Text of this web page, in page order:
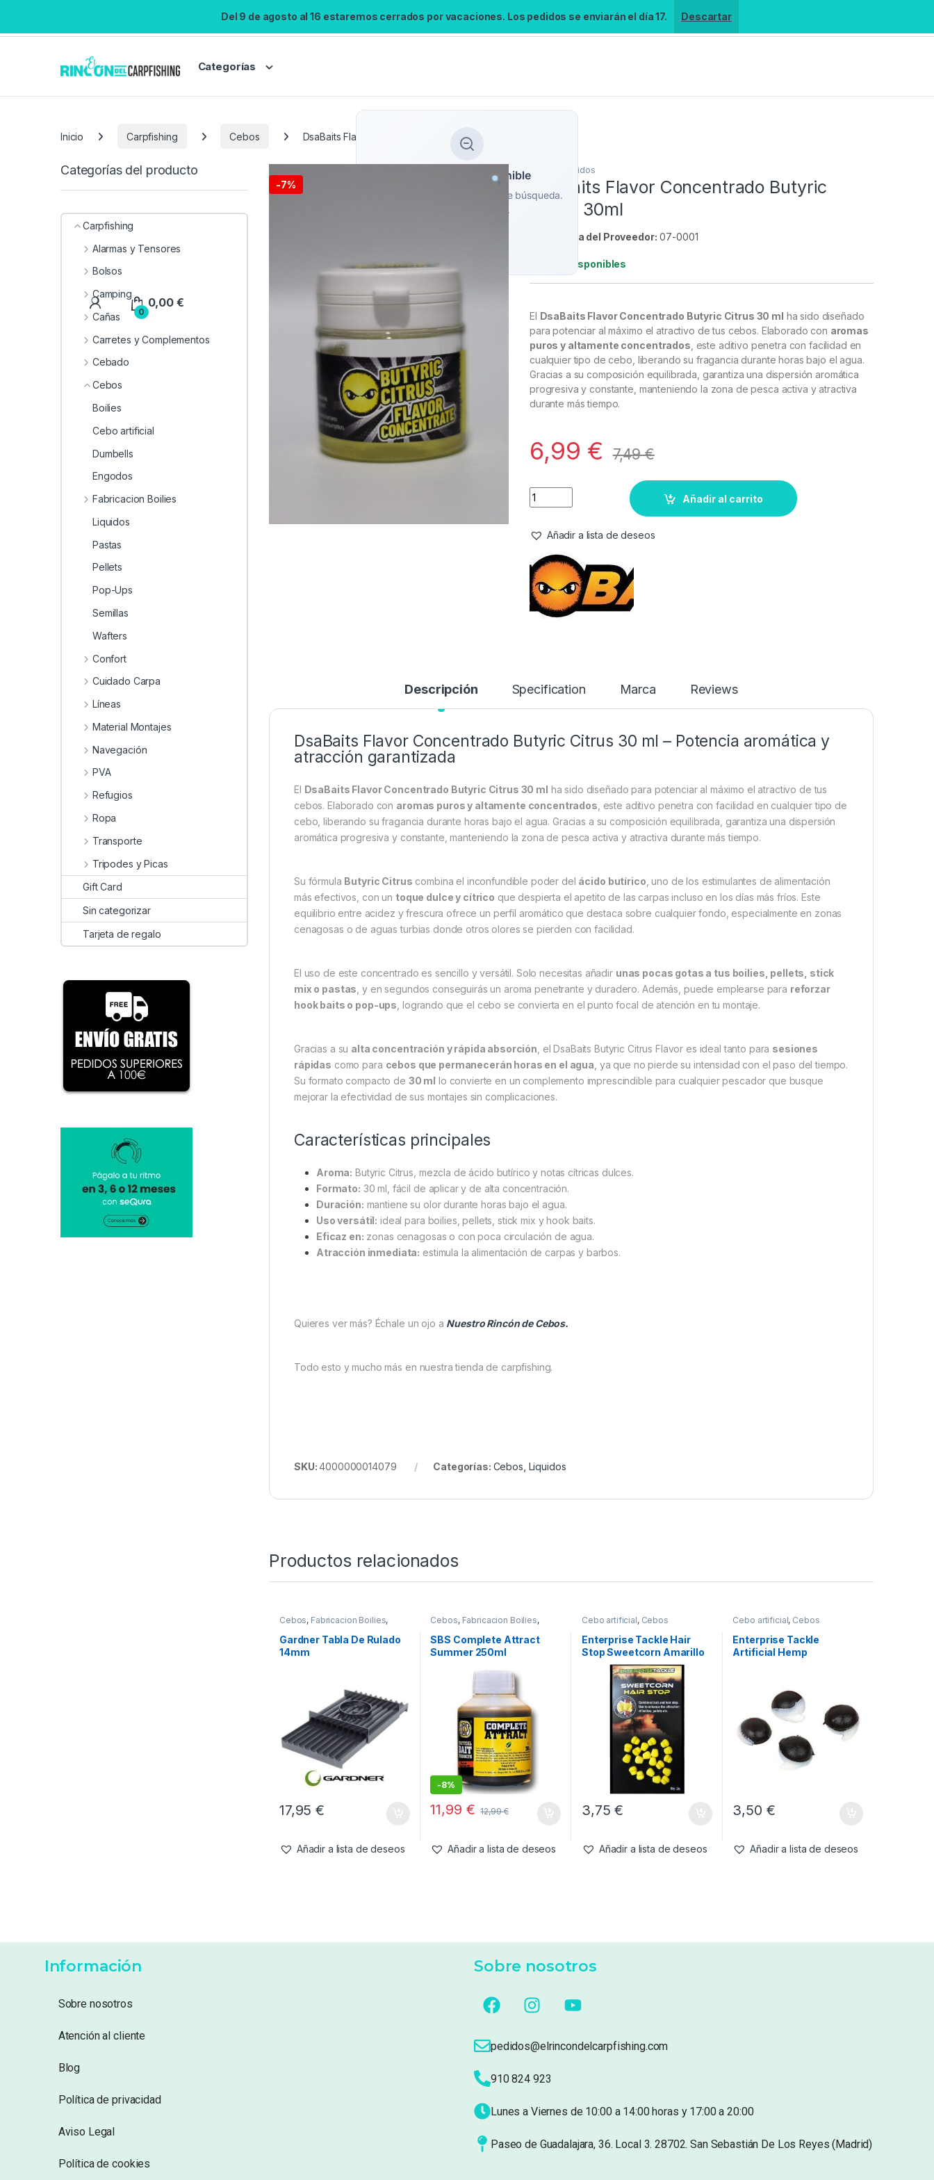
Del 9 de agosto al 16 estaremos cerrados por vacaciones. Los pedidos se enviarán el día 17. Descartar
Categorías
Búsqueda no disponible
No se pudo cargar el widget de búsqueda.
Inténtalo de nuevo.
0
0,00 €
Inicio Carpfishing Cebos DsaBaits Flavor Concentrado Butyric Citrus 30ml
-7%
Liquidos
DsaBaits Flavor Concentrado Butyric
Citrus 30ml
Referencia del Proveedor: 07-0001
4 disponibles
El DsaBaits Flavor Concentrado Butyric Citrus 30 ml ha sido diseñado
para potenciar al máximo el atractivo de tus cebos. Elaborado con aromas
puros y altamente concentrados , este aditivo penetra con facilidad en
cualquier tipo de cebo, liberando su fragancia durante horas bajo el agua.
Gracias a su composición equilibrada, garantiza una dispersión aromática
progresiva y constante, manteniendo la zona de pesca activa y atractiva
durante más tiempo.
6,99 € 7,49€
Añadir al carrito
Añadir a lista de deseos
Descripción Specification Marca Reviews
DsaBaits Flavor Concentrado Butyric Citrus 30 ml – Potencia aromática y
atracción garantizada
El DsaBaits Flavor Concentrado Butyric Citrus 30 ml ha sido diseñado para potenciar al máximo el atractivo de tus
cebos. Elaborado con aromas puros y altamente concentrados , este aditivo penetra con facilidad en cualquier tipo de
cebo, liberando su fragancia durante horas bajo el agua. Gracias a su composición equilibrada, garantiza una dispersión
aromática progresiva y constante, manteniendo la zona de pesca activa y atractiva durante más tiempo.
Su fórmula Butyric Citrus combina el inconfundible poder del ácido butírico , uno de los estimulantes de alimentación
más efectivos, con un toque dulce y cítrico que despierta el apetito de las carpas incluso en los días más fríos. Este
equilibrio entre acidez y frescura ofrece un perfil aromático que destaca sobre cualquier fondo, especialmente en zonas
cenagosas o de aguas turbias donde otros olores se pierden con facilidad.
El uso de este concentrado es sencillo y versátil. Solo necesitas añadir unas pocas gotas a tus boilies, pellets, stick
mix o pastas , y en segundos conseguirás un aroma penetrante y duradero. Además, puede emplearse para reforzar
hook baits o pop-ups , logrando que el cebo se convierta en el punto focal de atención en tu montaje.
Gracias a su alta concentración y rápida absorción , el DsaBaits Butyric Citrus Flavor es ideal tanto para sesiones
rápidas como para cebos que permanecerán horas en el agua , ya que no pierde su intensidad con el paso del tiempo.
Su formato compacto de 30 ml lo convierte en un complemento imprescindible para cualquier pescador que busque
mejorar la efectividad de sus montajes sin complicaciones.
Características principales
Aroma: Butyric Citrus, mezcla de ácido butírico y notas cítricas dulces.
Formato: 30 ml, fácil de aplicar y de alta concentración.
Duración: mantiene su olor durante horas bajo el agua.
Uso versátil: ideal para boilies, pellets, stick mix y hook baits.
Eficaz en: zonas cenagosas o con poca circulación de agua.
Atracción inmediata: estimula la alimentación de carpas y barbos.
Quieres ver más? Échale un ojo a Nuestro Rincón de Cebos.
Todo esto y mucho más en nuestra tienda de carpfishing.
SKU:4000000014079 Categorías: Cebos Liquidos
Productos relacionados
Cebos, Fabricacion Boilies,
Gardner Tabla De Rulado
14mm
17,95€
Añadir a lista de deseos
Cebos, Fabricacion Boilies,
SBS Complete Attract
Summer 250ml
-8%
11,99 € 12,99€
Añadir a lista de deseos
Cebo artificial, Cebos
Enterprise Tackle Hair
Stop Sweetcorn Amarillo
3,75€
Añadir a lista de deseos
Cebo artificial, Cebos
Enterprise Tackle
Artificial Hemp
3,50 €
Añadir a lista de deseos
Categorías del producto
Carpfishing
Alarmas y Tensores
Bolsos
Camping
Cañas
Carretes y Complementos
Cebado
Cebos
Boilies
Cebo artificial
Dumbells
Engodos
Fabricacion Boilies
Liquidos
Pastas
Pellets
Pop-Ups
Semillas
Wafters
Confort
Cuidado Carpa
Líneas
Material Montajes
Navegación
PVA
Refugios
Ropa
Transporte
Tripodes y Picas
Gift Card
Sin categorizar
Tarjeta de regalo
Información
Sobre nosotros
Atención al cliente
Blog
Política de privacidad
Aviso Legal
Política de cookies
Sobre nosotros
pedidos@elrincondelcarpfishing.com
910 824 923
Lunes a Viernes de 10:00 a 14:00 horas y 17:00 a 20:00
Paseo de Guadalajara, 36. Local 3. 28702. San Sebastián De Los Reyes (Madrid)